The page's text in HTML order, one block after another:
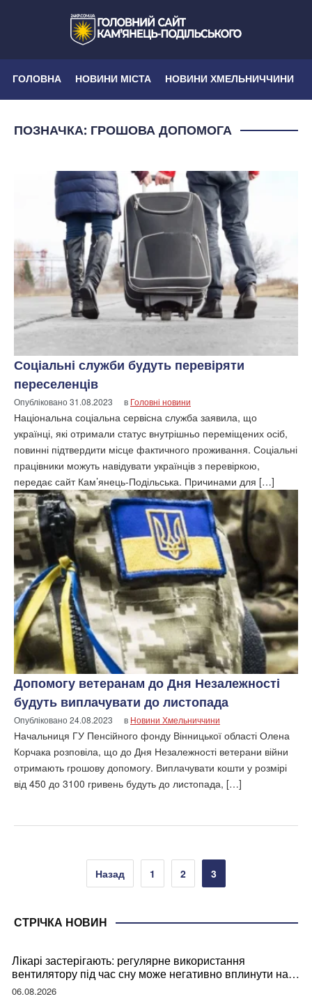
ГОЛОВНА НОВИНИ МІСТА НОВИНИ ХМЕЛЬНИЧЧИНИ
ПОЗНАЧКА: ГРОШОВА ДОПОМОГА
Соціальні служби будуть перевіряти
переселенців
Опубліковано31.08.2023 в Головні новини
Національна соціальна сервісна служба заявила, що
українці, які отримали статус внутрішньо переміщених осіб,
повинні підтвердити місце фактичного проживання. Соціальні
працівники можуть навідувати українців з перевіркою,
передає сайт Кам’янець-Подільська. Причинами для […]
Допомогу ветеранам до Дня Незалежності
будуть виплачувати до листопада
Опубліковано24.08.2023 в Новини Хмельниччини
Начальниця ГУ Пенсійного фонду Вінницької області Олена
Корчака розповіла, що до Дня Незалежності ветерани війни
отримають грошову допомогу. Виплачувати кошти у розмірі
від 450 до 3100 гривень будуть до листопада, […]
Пагінація
записів
Назад 1 2 3
СТРІЧКА НОВИН
Лікарі застерігають: регулярне використання
вентилятору під час сну може негативно вплинути на
ваше здоров’я
06.08.2026